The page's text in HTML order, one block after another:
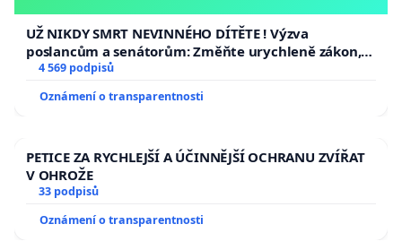
UŽ NIKDY SMRT NEVINNÉHO DÍTĚTE ! Výzva
poslancům a senátorům: Změňte urychleně zákon,
aby se tragédie malé Viktorky už nemohla opakovat!
4 569 podpisů
Oznámení o transparentnosti
PETICE ZA RYCHLEJŠÍ A ÚČINNĚJŠÍ OCHRANU ZVÍŘAT
V OHROŽE
33 podpisů
Oznámení o transparentnosti